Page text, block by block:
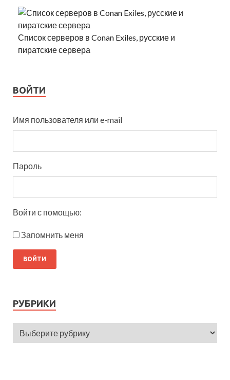
Список серверов в Conan Exiles, русские и
пиратские сервера
ВОЙТИ
Имя пользователя или e-mail
Пароль
Войти с помощью:
Запомнить меня
РУБРИКИ